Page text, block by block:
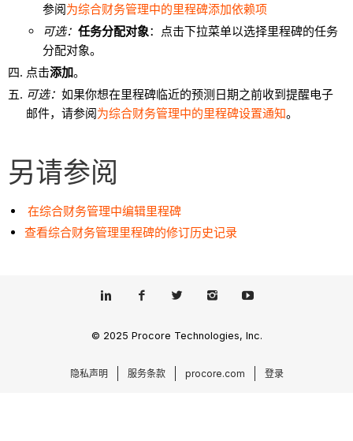
参阅为综合财务管理中的里程碑添加依赖项
可选： 任务分配对象：点击下拉菜单以选择里程碑的任务
分配对象。
点击添加。
可选： 如果你想在里程碑临近的预测日期之前收到提醒电子
邮件，请参阅为综合财务管理中的里程碑设置通知。
另请参阅
在综合财务管理中编辑里程碑
查看综合财务管理里程碑的修订历史记录
© 2025 Procore Technologies, Inc.
隐私声明 服务条款 procore.com 登录